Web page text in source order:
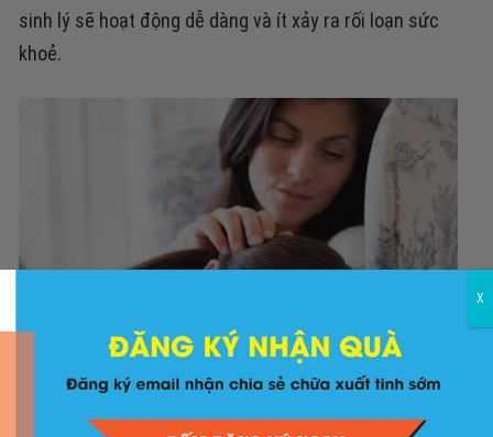
sinh lý sẽ hoạt động dễ dàng và ít xảy ra rối loạn sức
khoẻ.
Tâm lý thoải mái sẽ giúp chu kỳ đều đặn hơn
X